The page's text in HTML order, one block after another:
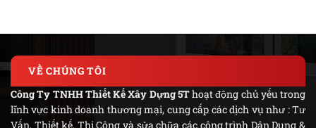
VỀ CHÚNG TÔI
Công Ty TNHH Thiết Kế Xây Dựng 5Thoạt động chủ yếu trong
lĩnh vực kinh doanh thương mại, cung cấp các dịch vụ như : Tư
Vấn, Thiết kế, Thi Công và sửa chữa các công trình Dân Dụng &